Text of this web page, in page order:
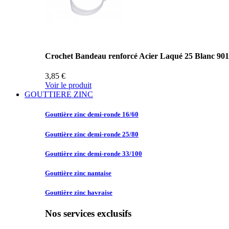
Crochet Bandeau renforcé Acier Laqué 25 Blanc
3,85 €
Voir le produit
GOUTTIERE ZINC
Gouttière zinc demi-ronde 16/60
Gouttière zinc demi-ronde 25/80
Gouttière zinc demi-ronde 33/100
Gouttière zinc nantaise
Gouttière zinc havraise
Nos services exclusifs